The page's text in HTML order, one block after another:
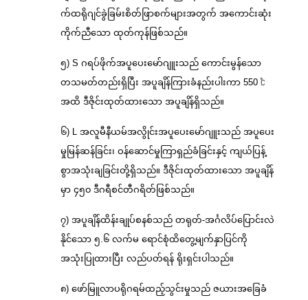
က်ထရိုဂျင်ခွဲခြမ်းစိတ်ဖြာစက်များအတွက် အကောင်းဆုံး
ကိုက်ညီသော ထုတ်ကုန်ဖြစ်သည်။
၅) S ဂရပ်ဖိုက်အပူပေးမော်ဂျူးသည် ကောင်းမွန်သော
တသမတ်တည်းရှိပြီး အပူချိန်ကြားခံနည်းပါးကာ 550 ℃
အထိ ဒီဇိုင်းထုတ်ထားသော အပူချိန်ရှိသည်။
၆) L အလူမီနီယမ်အလွိုင်းအပူပေးမော်ဂျူးသည် အပူပေး
မှုမြန်ဆန်ခြင်း၊ ဝန်ဆောင်မှုကြာရှည်ခံခြင်းနှင့် ကျယ်ပြန့်
စွာအသုံးချခြင်းတို့ရှိသည်။ ဒီဇိုင်းထုတ်ထားသော အပူချိန်
မှာ ၄၅၀ ဒီဂရီစင်တီဂရိတ်ဖြစ်သည်။
၇) အပူချိန်ထိန်းချုပ်စနစ်သည် တရုတ်-အင်္ဂလိပ်ပြောင်းလဲ
နိုင်သော ၅.၆ လက်မ ရောင်စုံထိတွေ့မျက်နှာပြင်ကို
အသုံးပြုထားပြီး လည်ပတ်ရန် ရိုးရှင်းပါသည်။
၈) ဖော်မြူလာပရိုဂရမ်ထည့်သွင်းမှုသည် ဇယားအခြေခံ